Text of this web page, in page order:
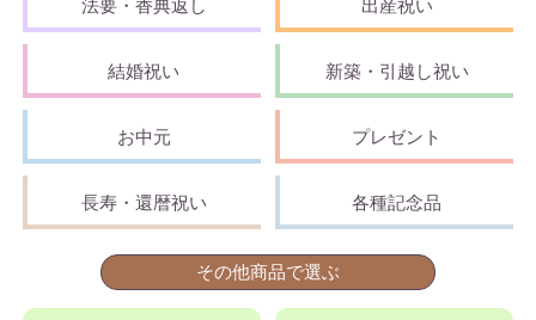
法要・香典返し 出産祝い
結婚祝い 新築・引越し祝い
お中元 プレゼント
長寿・還暦祝い 各種記念品
その他商品で選ぶ